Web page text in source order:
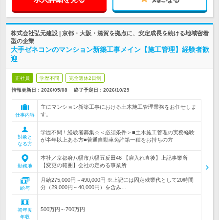
株式会社弘元建設 | 京都・大阪・滋賀を拠点に、安定成長を続ける地域密着
型の企業
大手ゼネコンのマンション新築工事メイン【施工管理】経験者歓
迎
正社員 学歴不問 完全週休2日制
情報更新日：2026/05/08 終了予定日： 2026/10/29
仕事内容
主にマンション新築工事における土木施工管理業務をお任せしま
す。
対象と
なる方
学歴不問！経験者募集☆＜必須条件＞■土木施工管理の実務経験
が半年以上ある方■普通自動車免許第一種をお持ちの方
勤務地
本社／京都府八幡市八幡五反田46 【雇入れ直後】上記事業所
【変更の範囲】会社の定める事業所
給与
月給275,000円～490,000円 ※上記には固定残業代として20時間
分（29,000円～40,000円）を含み…
初年度
年収
500万円～700万円